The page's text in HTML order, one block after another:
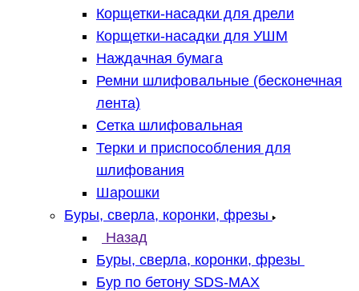
Корщетки-насадки для дрели
Корщетки-насадки для УШМ
Наждачная бумага
Ремни шлифовальные (бесконечная
лента)
Сетка шлифовальная
Терки и приспособления для
шлифования
Шарошки
Буры, сверла, коронки, фрезы
Назад
Буры, сверла, коронки, фрезы
Бур по бетону SDS-MAX